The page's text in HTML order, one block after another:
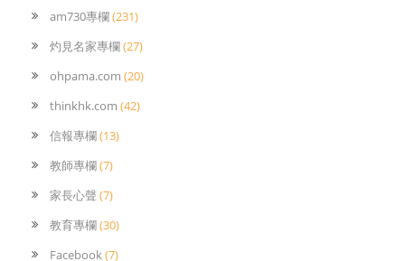
am730專欄(231)
灼見名家專欄(27)
ohpama.com (20)
thinkhk.com (42)
信報專欄(13)
教師專欄(7)
家長心聲 (7)
教育專欄(30)
Facebook(7)